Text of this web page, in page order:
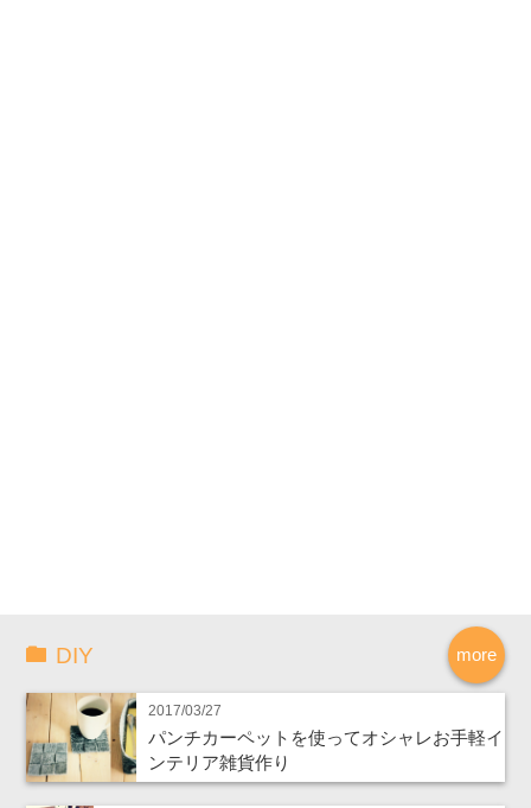
more
DIY
2017/03/27
パンチカーペットを使ってオシャレお手軽イ
ンテリア雑貨作り